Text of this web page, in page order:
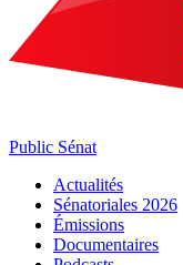
Public Sénat
Actualités
Sénatoriales 2026
Émissions
Documentaires